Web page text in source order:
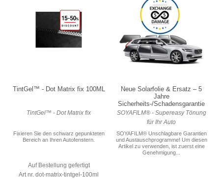
TintGel™ - Dot Matrix fix 100ML
TintGel™ - Dot Matrix fix
Fixieren Sie den schwarz gepunkteten
Bereich an Ihren Autofenstern.
Auf Bestellung gefertigt
Art nr. dot-matrix-tintgel-100ml
Neue Solarfolie & Ersatz – 5
Jahre
Sicherheits-/Schadensgarantie
SOYAFILM® - Supereasy Tönung
für Ihr Auto
SOYAFILM® Unschlagbare Garantien
und Austauschprogramme! Um diesen
Artikel zu verwenden, ist zuerst eine
Genehmigung...